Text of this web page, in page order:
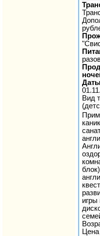
Вид
игры